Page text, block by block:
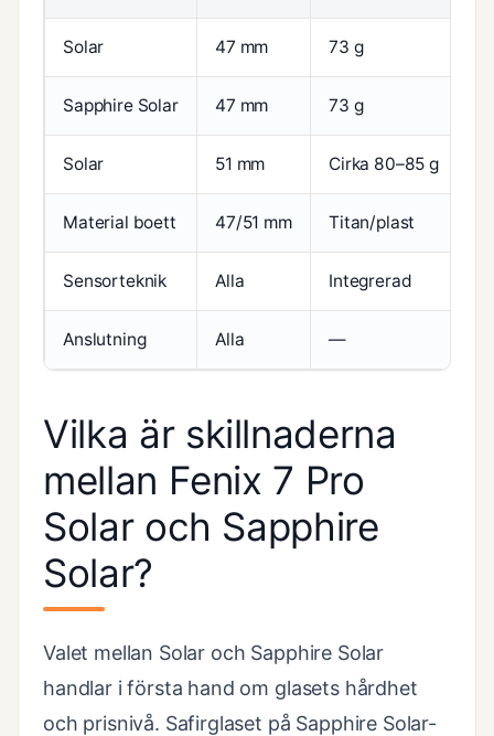
Solar 47 mm 73 g
Sapphire Solar 47 mm 73 g
Solar 51 mm Cirka 80–85 g
Material boett 47/51 mm Titan/plast
Sensorteknik Alla Integrerad
Anslutning Alla —
Vilka är skillnaderna
mellan Fenix 7 Pro
Solar och Sapphire
Solar?
Valet mellan Solar och Sapphire Solar
handlar i första hand om glasets hårdhet
och prisnivå. Safirglaset på Sapphire Solar-